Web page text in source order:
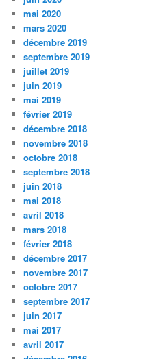
mai 2020
mars 2020
décembre 2019
septembre 2019
juillet 2019
juin 2019
mai 2019
février 2019
décembre 2018
novembre 2018
octobre 2018
septembre 2018
juin 2018
mai 2018
avril 2018
mars 2018
février 2018
décembre 2017
novembre 2017
octobre 2017
septembre 2017
juin 2017
mai 2017
avril 2017